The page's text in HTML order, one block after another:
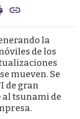
la
de los
mueven. Se
de gran
tsunami de